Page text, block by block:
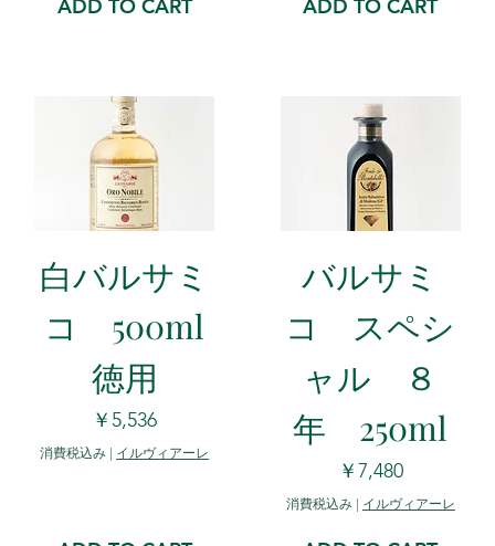
ADD TO CART ADD TO CART
白バルサミ
コ 500ml
徳用
価格
￥5,536
消費税込み | イルヴィアーレ
バルサミ
コ スペシ
ャル ８
年 250ml
価格
￥7,480
消費税込み| イルヴィアーレ